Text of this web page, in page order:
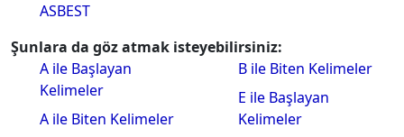
ASBEST
Şunlara da göz atmak isteyebilirsiniz:
A ile Başlayan
Kelimeler
A ile Biten Kelimeler
B ile Biten Kelimeler
E ile Başlayan
Kelimeler